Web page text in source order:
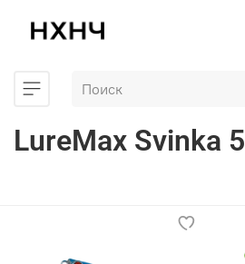
LureMax Svinka